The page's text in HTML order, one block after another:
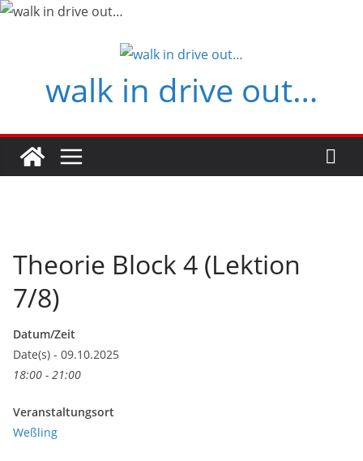
Zum
walk in drive out…
Theorie Block 4 (Lektion
7/8)
Datum/Zeit
Date(s) - 09.10.2025
18:00 - 21:00
Veranstaltungsort
Weßling